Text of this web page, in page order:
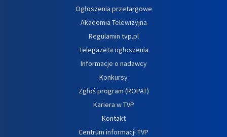
Ogłoszenia przetargowe
Akademia Telewizyjna
Regulamin tvp.pl
Telegazeta ogłoszenia
Informacje o nadawcy
Konkursy
Zgłoś program (ROPAT)
Kariera w TVP
Kontakt
Centrum informacji TVP